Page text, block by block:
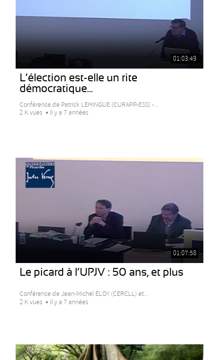
01:03:49
L’élection est-elle un rite
démocratique...
Conférence de Patrick LEHINGUE (CURAPP-ESS) -...
2 K vues
Il y a 7 années
01:07:58
Le picard à l’UPJV : 50 ans, et plus
Conférence de Jean-Michel ELOY (CERCLL) et...
2 K vues
Il y a 7 années